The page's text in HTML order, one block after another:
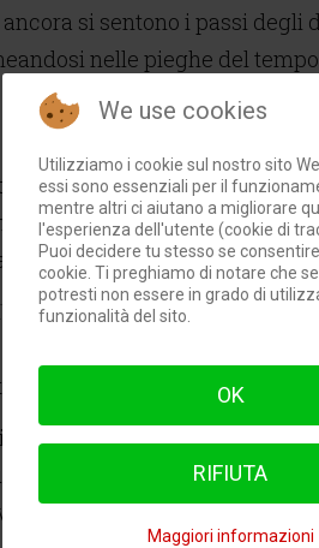
si sentono i passi degli
nelle pieghe del
essenza della vita e
Susanna Valpreda,
editore, pp. 174),
e che la studiosa trova
secolo, in latino, è stata
dedicata a Iulia Florentina,
in punto di morte.
greco, è quella inserita su
(in territorio ibleo). Risulta
essere compresa fra i 2 e
We use cookies
Utilizziamo i cookie sul nostro sito
essi sono essenziali per il
mentre altri ci aiutano a migliorare
l'esperienza dell'utente (cookie di
Puoi decidere tu stesso se
cookie. Ti preghiamo di notare che
potresti non essere in grado di
funzionalità del sito.
OK
RIFIUTA
Maggiori informazioni